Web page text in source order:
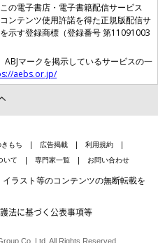
の電子書店・電子書籍配信サービス
ンテンツ使用許諾を得た正規版配信サ
示す登録商標（登録番号 第11091003
ABJマークを掲示しているサービスの一
aebs.or.jp/
もち 広告掲載
利用規約
いて 専門家一覧 お問い合わせ
ラスト等のコンテンツの無断転載を
法に基づく公表事項等
Co.,Ltd. All Rights Reserved.